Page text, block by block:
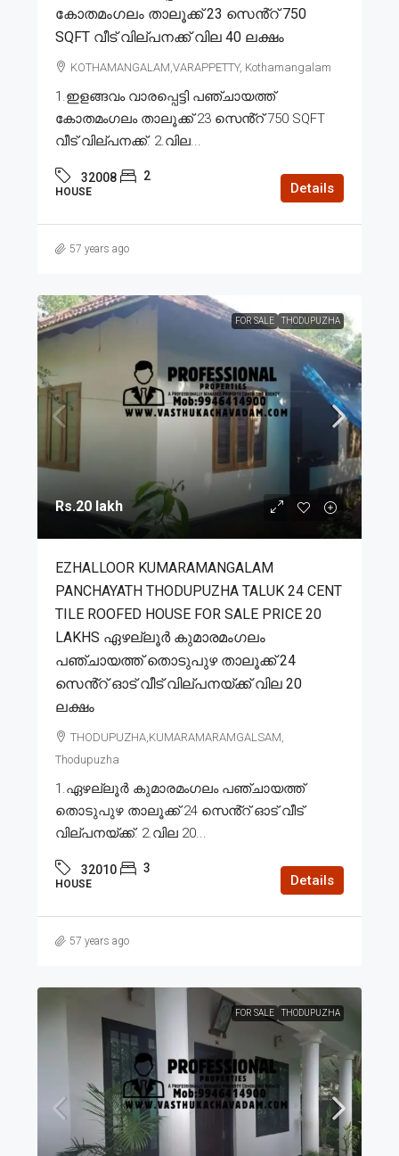
കോതമംഗലം താലൂക്ക് 23 സെൻ്റ് 750
SQFT വീട് വില്പനക്ക് വില 40 ലക്ഷം
KOTHAMANGALAM,VARAPPETTY, Kothamangalam
1.ഇളങ്ങവം വാരപ്പെട്ടി പഞ്ചായത്ത്
കോതമംഗലം താലൂക്ക് 23 സെൻ്റ് 750 SQFT
വീട് വില്പനക്ക്. 2.വില...
32008 2
HOUSE Details
57 years ago
FOR SALE THODUPUZHA
Rs.20 lakh
EZHALLOOR KUMARAMANGALAM
PANCHAYATH THODUPUZHA TALUK 24 CENT
TILE ROOFED HOUSE FOR SALE PRICE 20
LAKHS ഏഴല്ലൂർ കുമാരമംഗലം
പഞ്ചായത്ത് തൊടുപുഴ താലൂക്ക് 24
സെൻ്റ് ഓട് വീട് വില്പനയ്ക്ക് വില 20
ലക്ഷം
THODUPUZHA,KUMARAMARAMGALSAM,
Thodupuzha
1.ഏഴല്ലൂർ കുമാരമംഗലം പഞ്ചായത്ത്
തൊടുപുഴ താലൂക്ക് 24 സെൻ്റ് ഓട് വീട്
വില്പനയ്ക്ക്. 2.വില 20...
32010 3
HOUSE Details
57 years ago
FOR SALE THODUPUZHA